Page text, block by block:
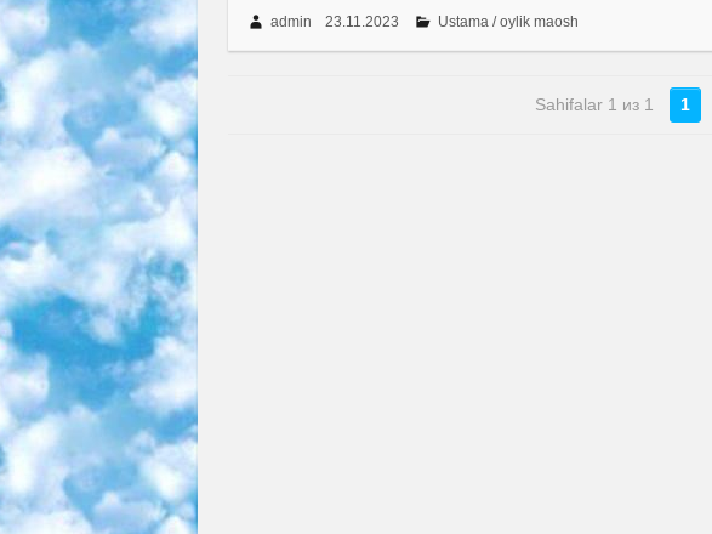
admin 23.11.2023 Ustama / oylik maosh
Sahifalar 1 из 1 1